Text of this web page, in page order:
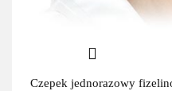
Czepek jednorazowy